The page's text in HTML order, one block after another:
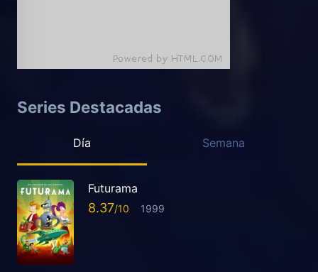
Series Destacadas
Día Semana
Futurama
8.37 1999